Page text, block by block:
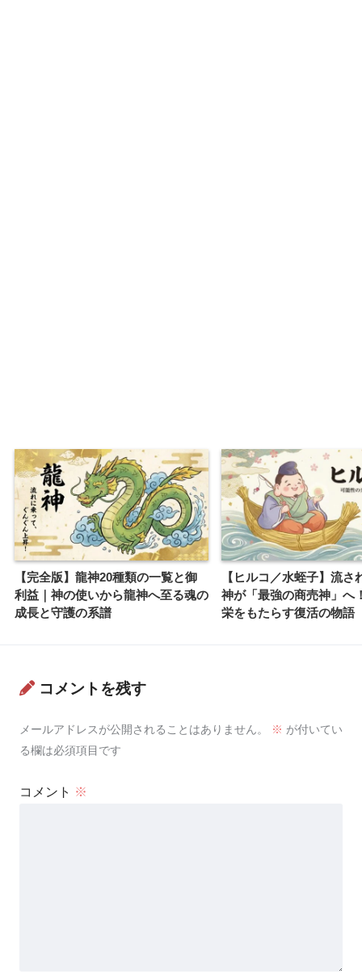
【完全版】龍神20種類の一覧と御
利益｜神の使いから龍神へ至る魂の
成長と守護の系譜
【ヒルコ／水蛭子】流さ
神が「最強の商売神」へ
栄をもたらす復活の物語
コメントを残す
メールアドレスが公開されることはありません。 ※ が付いてい
る欄は必須項目です
コメント ※